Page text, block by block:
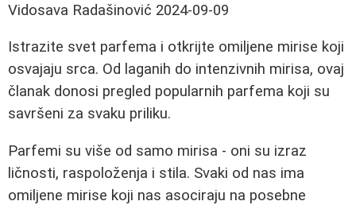
Vidosava Radašinović 2024-09-09
Istrazite svet parfema i otkrijte omiljene mirise koji
osvajaju srca. Od laganih do intenzivnih mirisa, ovaj
članak donosi pregled popularnih parfema koji su
savršeni za svaku priliku.
Parfemi su više od samo mirisa - oni su izraz
ličnosti, raspoloženja i stila. Svaki od nas ima
omiljene mirise koji nas asociraju na posebne